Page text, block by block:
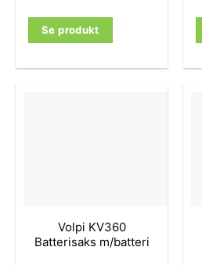
Se produkt
Volpi KV360
Batterisaks m/batteri